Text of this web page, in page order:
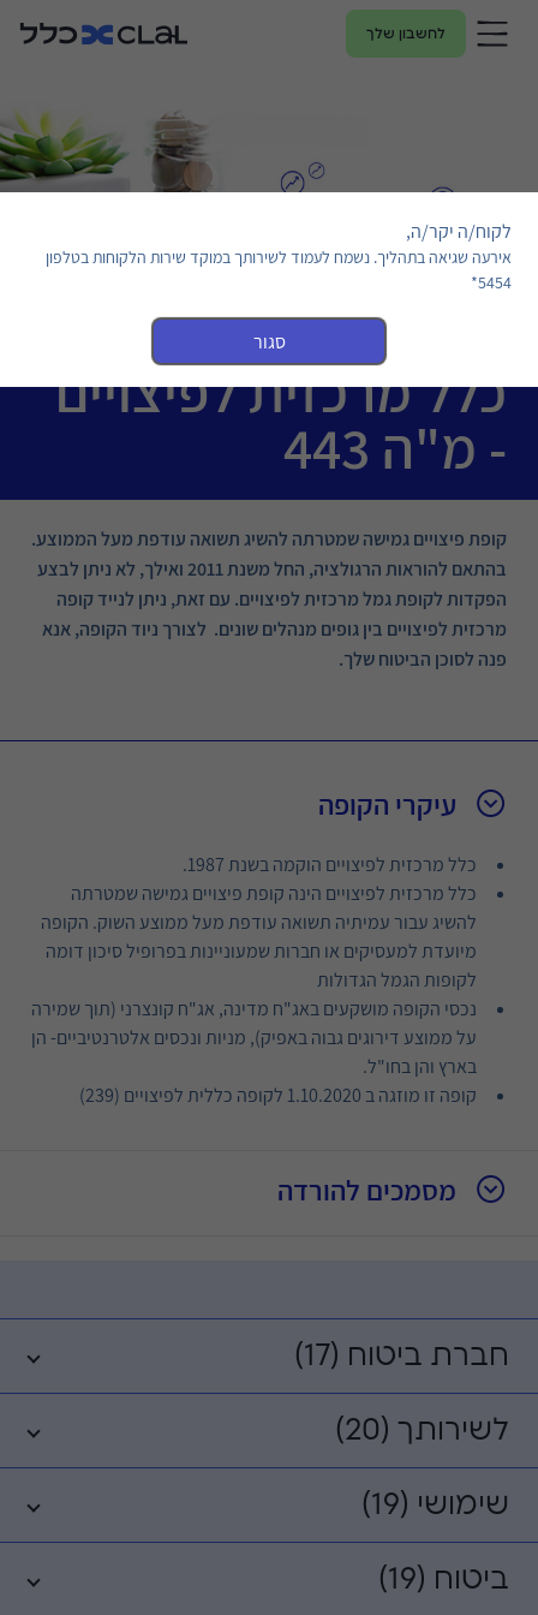
לחשבון שלך
כלל מרכזית לפיצויים
- מ"ה 443
קופת פיצויים גמישה שמטרתה להשיג תשואה עודפת מעל הממוצע.
בהתאם להוראות הרגולציה, החל משנת 2011 ואילך, לא ניתן לבצע
הפקדות לקופת גמל מרכזית לפיצויים. עם זאת, ניתן לנייד קופה
מרכזית לפיצויים בין גופים מנהלים שונים. לצורך ניוד הקופה, אנא
פנה לסוכן הביטוח שלך.
עיקרי הקופה
כלל מרכזית לפיצויים הוקמה בשנת 1987.
כלל מרכזית לפיצויים הינה קופת פיצויים גמישה שמטרתה
להשיג עבור עמיתיה תשואה עודפת מעל ממוצע השוק. הקופה
מיועדת למעסיקים או חברות שמעוניינות בפרופיל סיכון דומה
לקופות הגמל הגדולות
נכסי הקופה מושקעים באג"ח מדינה, אג"ח קונצרני (תוך שמירה
על ממוצע דירוגים גבוה באפיק), מניות ונכסים אלטרנטיביים- הן
בארץ והן בחו"ל.
קופה זו מוזגה ב 1.10.2020 לקופה כללית לפיצויים (239)
מסמכים להורדה
חברת ביטוח (17)
לשירותך (20)
שימושי (19)
ביטוח (19)
לקוח/ה יקר/ה,
אירעה שגיאה בתהליך. נשמח לעמוד לשירותך במוקד שירות הלקוחות בטלפון
5454*
סגור